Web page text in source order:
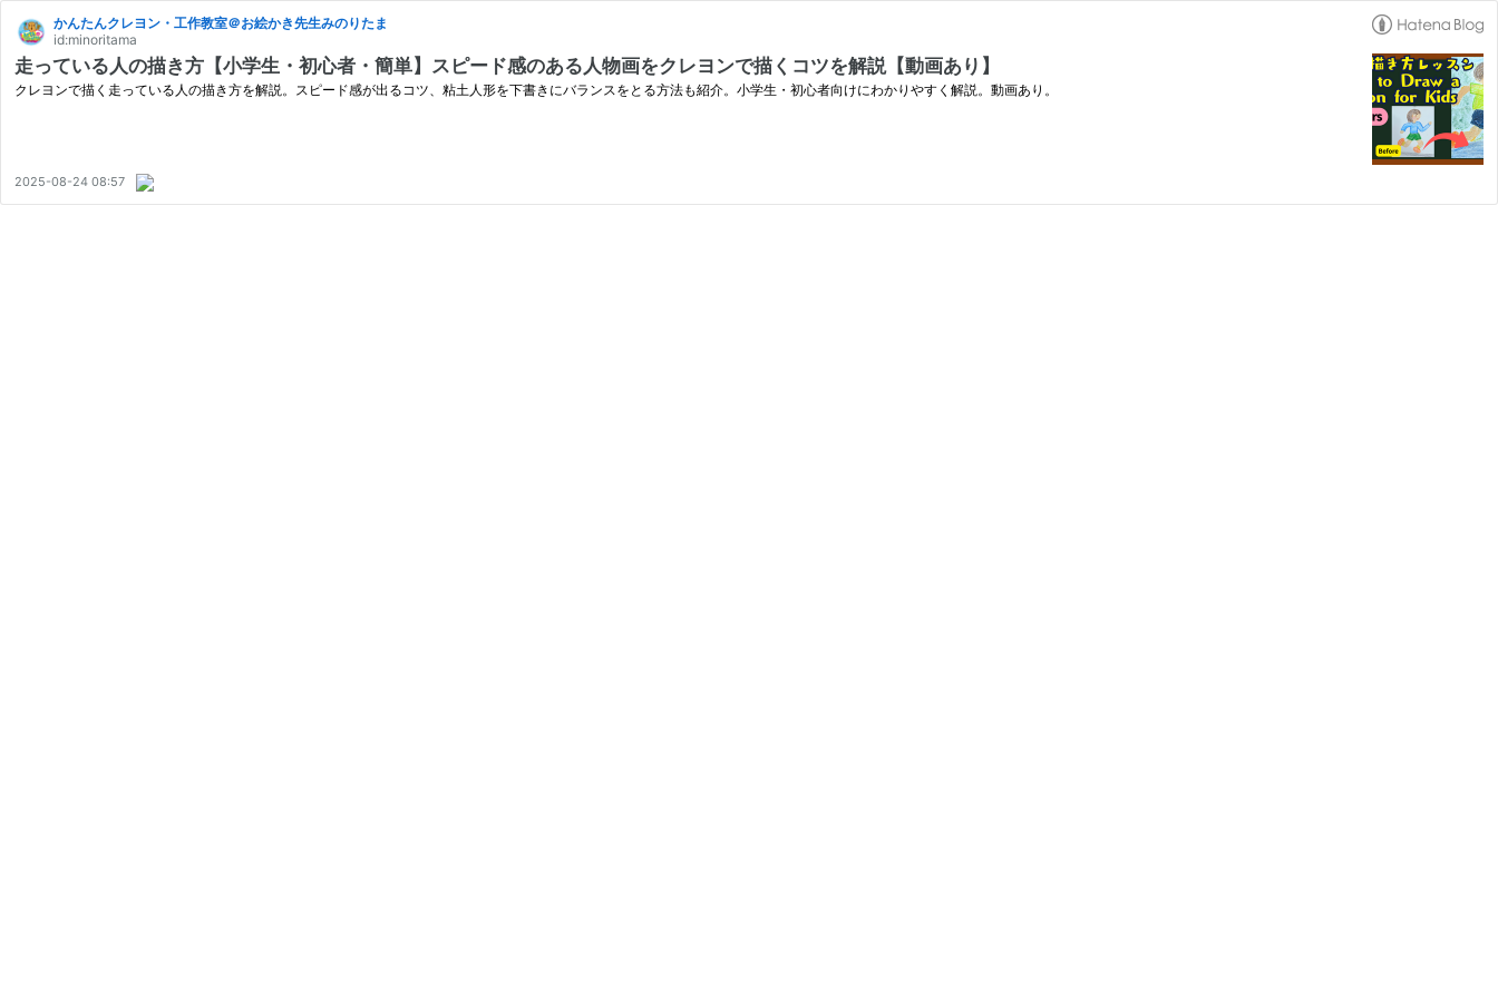
かんたんクレヨン・工作教室＠お絵かき先生みのりたま
id:minoritama
走っている人の描き方【小学生・初心者・簡単】スピード感のある人物画をクレヨンで描くコツを解説【動画あり】
クレヨンで描く走っている人の描き方を解説。スピード感が出るコツ、粘土人形を下書きにバランスをとる方法も紹介。小学生・初心者向けにわかりやすく解説。動画あり。
2025-08-24 08:57